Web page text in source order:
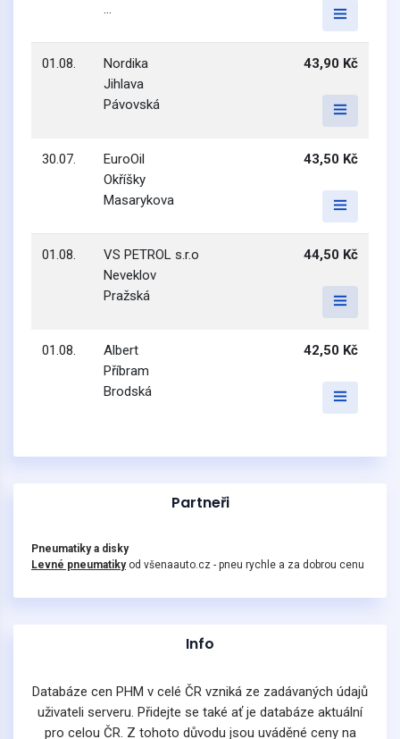
...
01.08.
Nordika
Jihlava
Pávovská
43,90 Kč
30.07.
EuroOil
Okříšky
Masarykova
43,50 Kč
01.08.
VS PETROL s.r.o
Neveklov
Pražská
44,50 Kč
01.08.
Albert
Příbram
Brodská
42,50 Kč
Partneři
Pneumatiky a disky
Levné pneumatikyod všenaauto.cz - pneu rychle a za dobrou cenu
Info
Databáze cen PHM v celé ČR vzniká ze zadávaných údajů
uživateli serveru. Přidejte se také ať je databáze aktuální
pro celou ČR. Z tohoto důvodu jsou uváděné ceny na